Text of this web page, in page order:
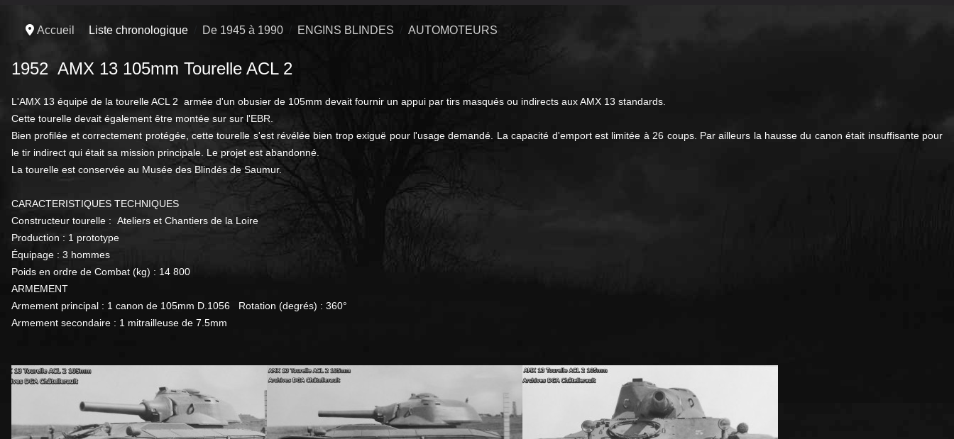
Accueil Liste chronologique De 1945 à 1990 ENGINS BLINDES AUTOMOTEURS
1952 AMX 13 105mm Tourelle ACL 2
L'AMX 13 équipé de la tourelle ACL 2 armée d'un obusier de 105mm devait fournir un appui par tirs masqués ou indirects aux AMX 13 standards.
Cette tourelle devait également être montée sur sur l'EBR.
Bien profilée et correctement protégée, cette tourelle s'est révélée bien trop exiguë pour l'usage demandé. La capacité d'emport est limitée à 26 coups. Par ailleurs la hausse du canon était insuffisante pour
le tir indirect qui était sa mission principale. Le projet est abandonné.
La tourelle est conservée au Musée des Blindés de Saumur.
CARACTERISTIQUES TECHNIQUES
Constructeur tourelle : Ateliers et Chantiers de la Loire
Production : 1 prototype
Équipage : 3 hommes
Poids en ordre de Combat (kg) : 14 800
ARMEMENT
Armement principal : 1 canon de 105mm D.1056 Rotation (degrés) : 360°
Armement secondaire : 1 mitrailleuse de 7.5mm